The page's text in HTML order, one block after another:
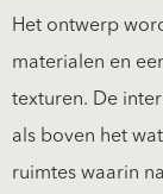
Het ontwerp
materialen en
texturen. De
als boven het
ruimtes waarin